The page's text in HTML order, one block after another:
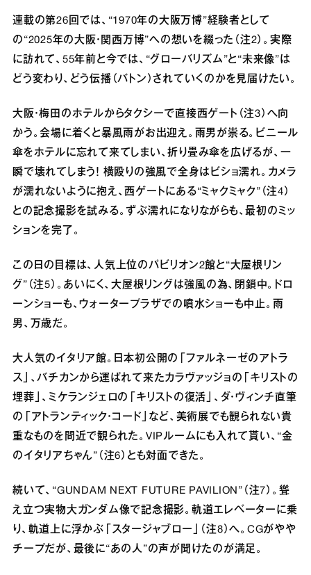
連載の第26回では、“1970年の大阪万博”経験者として
の“2025年の大阪・関西万博”への想いを綴った（注2）。実際
に訪れて、55年前と今では、“グローバリズム”と“未来像”は
どう変わり、どう伝播（バトン）されていくのかを見届けたい。
大阪・梅田のホテルからタクシーで直接西ゲート（注3）へ向
かう。会場に着くと暴風雨がお出迎え。雨男が祟る。ビニール
傘をホテルに忘れて来てしまい、折り畳み傘を広げるが、一
瞬で壊れてしまう！ 横殴りの強風で全身はビショ濡れ。カメラ
が濡れないように抱え、西ゲートにある“ミャクミャク”（注4）
との記念撮影を試みる。ずぶ濡れになりながらも、最初のミッ
ションを完了。
この日の目標は、人気上位のパビリオン2館と“大屋根リン
グ”（注5）。あいにく、大屋根リングは強風の為、閉鎖中。ドロ
ーンショーも、ウォータープラザでの噴水ショーも中止。雨
男、万歳だ。
大人気のイタリア館。日本初公開の「ファルネーゼのアトラ
ス」、バチカンから運ばれて来たカラヴァッジョの「キリストの
埋葬」、ミケランジェロの「キリストの復活」、ダ・ヴィンチ直筆
の「アトランティック・コード」など、美術展でも観られない貴
重なものを間近で観られた。VIPルームにも入れて貰い、“金
のイタリアちゃん”（注6）とも対面できた。
続いて、“GUNDAM NEXT FUTURE PAVILION”（注7）。聳
え立つ実物大ガンダム像で記念撮影。軌道エレベーターに乗
り、軌道上に浮かぶ「スタージャブロー」（注8）へ。CGがやや
チープだが、最後に“あの人”の声が聞けたのが満足。